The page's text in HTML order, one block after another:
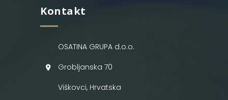
Kontakt
OSATINA GRUPA d.o.o.
Grobljanska 70
Viškovci, Hrvatska